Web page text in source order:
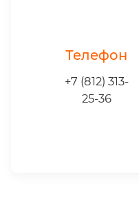
Телефон
+7 (812) 313-
25-36